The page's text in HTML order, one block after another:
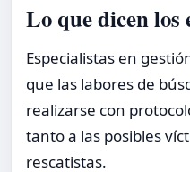
Lo que dicen los
Especialistas en
que las labores de
realizarse con
tanto a las posibles
rescatistas.